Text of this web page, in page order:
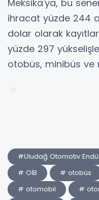
Meksika'ya, bu
ihracat yüzde 244
dolar olarak
yüzde 297
otobüs, minibüs ve
#Uludağ Otomotiv
# OİB
# otobüs
# otomobil
#